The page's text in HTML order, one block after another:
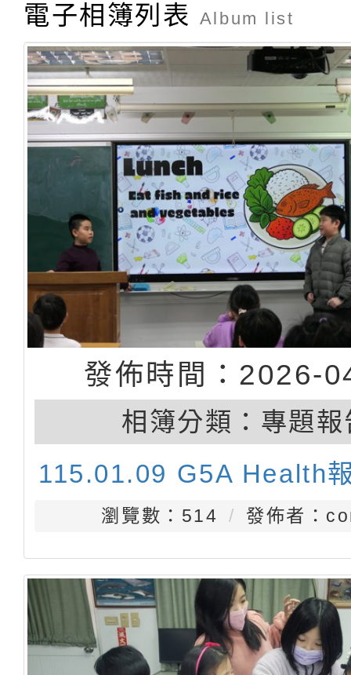
電子相簿列表
Album list
發佈時間：2026-
相簿分類： 專題報
115.01.09 G5A Health
瀏覽數：514 發佈者：